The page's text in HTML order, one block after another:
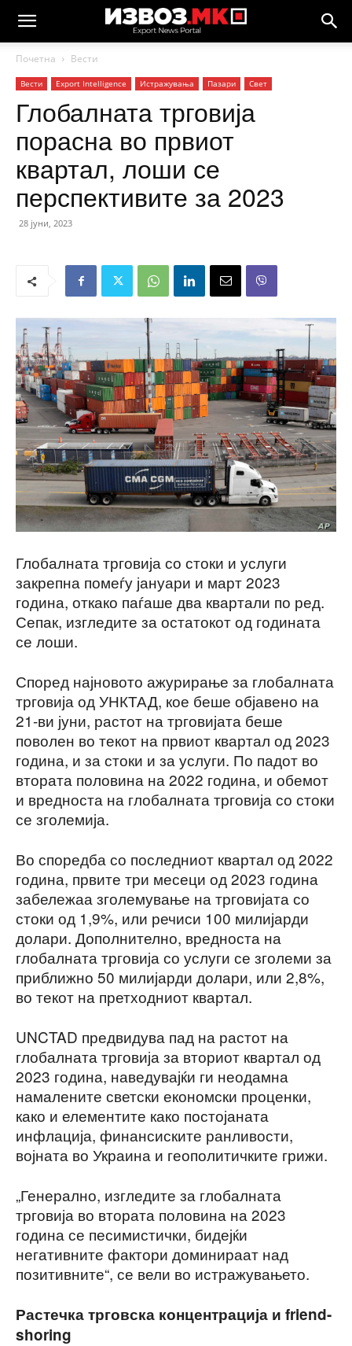
Почетна Вести
Вести Еxport Intelligence Истражувања Пазари Свет
Глобалната трговија
порасна во првиот
квартал, лоши се
перспективите за 2023
28 јуни, 2023
Глобалната трговија со стоки и услуги
закрепна помеѓу јануари и март 2023
година, откако паѓаше два квартали по ред.
Сепак, изгледите за остатокот од годината
се лоши.
Според најновото ажурирање за глобалната
трговија од УНКТАД, кое беше објавено на
21-ви јуни, растот на трговијата беше
поволен во текот на првиот квартал од 2023
година, и за стоки и за услуги. По падот во
втората половина на 2022 година, и обемот
и вредноста на глобалната трговија со стоки
се зголемија.
Во споредба со последниот квартал од 2022
година, првите три месеци од 2023 година
забележаа зголемување на трговијата со
стоки од 1,9%, или речиси 100 милијарди
долари. Дополнително, вредноста на
глобалната трговија со услуги се зголеми за
приближно 50 милијарди долари, или 2,8%,
во текот на претходниот квартал.
UNCTAD предвидува пад на растот на
глобалната трговија за вториот квартал од
2023 година, наведувајќи ги неодамна
намалените светски економски проценки,
како и елементите како постојаната
инфлација, финансиските ранливости,
војната во Украина и геополитичките грижи.
„Генерално, изгледите за глобалната
трговија во втората половина на 2023
година се песимистички, бидејќи
негативните фактори доминираат над
позитивните“, се вели во истражувањето.
Растечка трговска концентрација и friend-
shoring